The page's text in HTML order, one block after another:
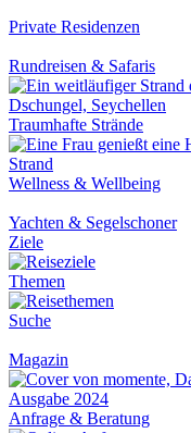
Private Residenzen
Rundreisen & Safaris
Traumhafte Strände
Wellness & Wellbeing
Yachten & Segelschoner
Ziele
Themen
Suche
Magazin
Anfrage & Beratung